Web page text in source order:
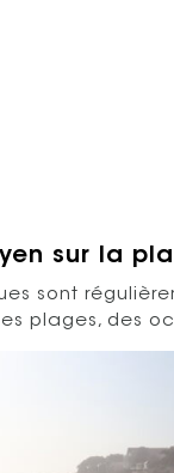
sur la
sont
plages, des